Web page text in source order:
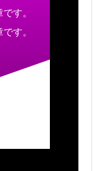
す。
す。